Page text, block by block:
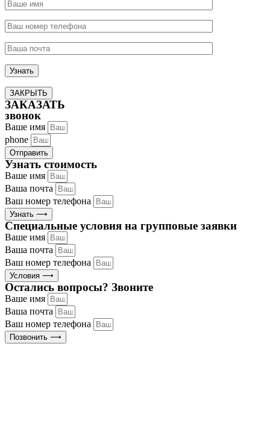
ЗАКРЫТЬ
ЗАКАЗАТЬ
звонок
Ваше имя
phone
Отправить
Узнать стоимость
Ваше имя
Ваша почта
Ваш номер телефона
Узнать ⟶
Специальные условия на групповые заявки
Ваше имя
Ваша почта
Ваш номер телефона
Условия ⟶
Остались вопросы? Звоните
Ваше имя
Ваша почта
Ваш номер телефона
Позвонить ⟶